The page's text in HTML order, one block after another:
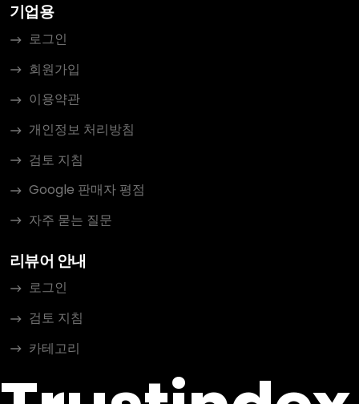
기업용
로그인
회원가입
이용약관
개인정보 처리방침
검토 지침
Google 판매자 평점
자주 묻는 질문
리뷰어 안내
로그인
검토 지침
카테고리